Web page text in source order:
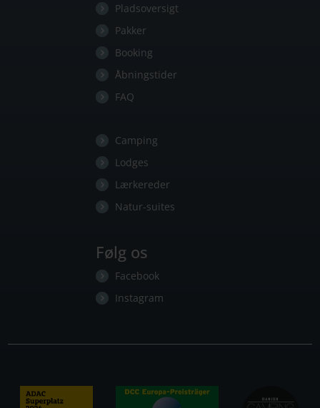
Pladsoversigt
Pakker
Booking
Åbningstider
FAQ
Camping
Lodges
Lærkereder
Natur-suites
Følg os
Facebook
Instagram